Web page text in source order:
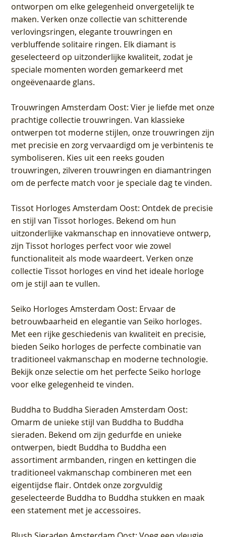
ontworpen om elke gelegenheid onvergetelijk te
maken. Verken onze collectie van schitterende
verlovingsringen, elegante trouwringen en
verbluffende solitaire ringen. Elk diamant is
geselecteerd op uitzonderlijke kwaliteit, zodat je
speciale momenten worden gemarkeerd met
ongeëvenaarde glans.
Trouwringen Amsterdam Oost: Vier je liefde met onze
prachtige collectie trouwringen. Van klassieke
ontwerpen tot moderne stijlen, onze trouwringen zijn
met precisie en zorg vervaardigd om je verbintenis te
symboliseren. Kies uit een reeks gouden
trouwringen, zilveren trouwringen en diamantringen
om de perfecte match voor je speciale dag te vinden.
Tissot Horloges Amsterdam Oost: Ontdek de precisie
en stijl van Tissot horloges. Bekend om hun
uitzonderlijke vakmanschap en innovatieve ontwerp,
zijn Tissot horloges perfect voor wie zowel
functionaliteit als mode waardeert. Verken onze
collectie Tissot horloges en vind het ideale horloge
om je stijl aan te vullen.
Seiko Horloges Amsterdam Oost: Ervaar de
betrouwbaarheid en elegantie van Seiko horloges.
Met een rijke geschiedenis van kwaliteit en precisie,
bieden Seiko horloges de perfecte combinatie van
traditioneel vakmanschap en moderne technologie.
Bekijk onze selectie om het perfecte Seiko horloge
voor elke gelegenheid te vinden.
Buddha to Buddha Sieraden Amsterdam Oost:
Omarm de unieke stijl van Buddha to Buddha
sieraden. Bekend om zijn gedurfde en unieke
ontwerpen, biedt Buddha to Buddha een
assortiment armbanden, ringen en kettingen die
traditioneel vakmanschap combineren met een
eigentijdse flair. Ontdek onze zorgvuldig
geselecteerde Buddha to Buddha stukken en maak
een statement met je accessoires.